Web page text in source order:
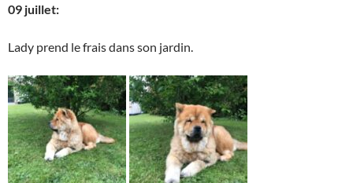
09 juillet:
Lady prend le frais dans son jardin.